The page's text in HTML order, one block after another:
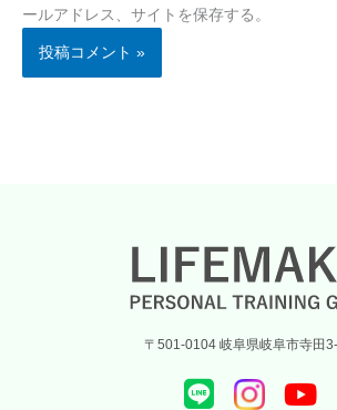
ールアドレス、サイトを保存する。
〒501-0104 岐阜県岐阜市寺田